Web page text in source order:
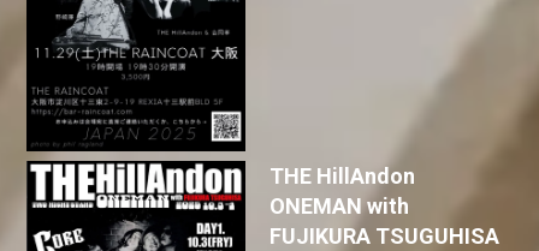
THE HillAndon
ONEMAN with
FUJIKURA TSUGUHISA